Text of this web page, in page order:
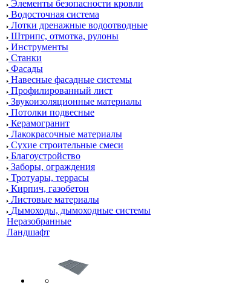
Элементы безопасности кровли
Водосточная система
Лотки дренажные водоотводные
Штрипс, отмотка, рулоны
Инструменты
Станки
Фасады
Навесные фасадные системы
Профилированный лист
Звукоизоляционные материалы
Потолки подвесные
Керамогранит
Лакокрасочные материалы
Сухие строительные смеси
Благоустройство
Заборы, ограждения
Тротуары, террасы
Кирпич, газобетон
Листовые материалы
Дымоходы, дымоходные системы
Неразобранные
Ландшафт